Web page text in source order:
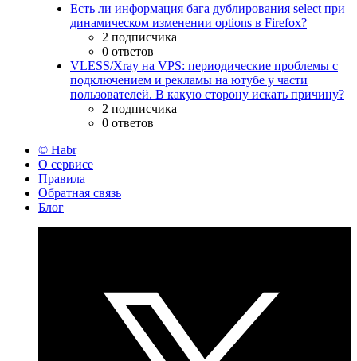
Есть ли информация бага дублирования select при
динамическом изменении options в Firefox?
2 подписчика
0 ответов
VLESS/Xray на VPS: периодические проблемы с
подключением и рекламы на ютубе у части
пользователей. В какую сторону искать причину?
2 подписчика
0 ответов
© Habr
О сервисе
Правила
Обратная связь
Блог